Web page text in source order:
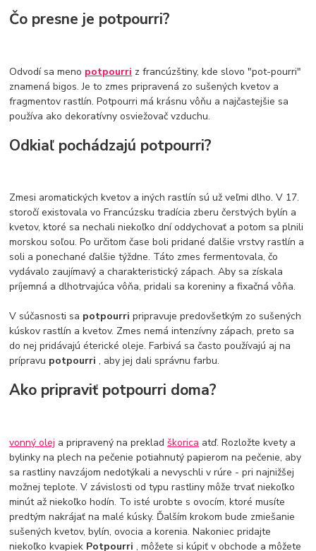
vodovodné batérie grohe
Umývadlá
Rohové umývadlá
Zlaté umývadlá
retro kúpeľne
Nákup tovaru pre firmy bez DPH
Bez DPH
Ako znížiť náklady
Ako znížiť náklady na firmu
szco nakup bez dph
szco nakup bez dph nakupovanie na firmu bez dph
Čo presne je potpourri?
Odvodí sa meno potpourri z francúzštiny, kde slovo "pot-pourri"
znamená bigos. Je to zmes pripravená zo sušených kvetov a
fragmentov rastlín. Potpourri má krásnu vôňu a najčastejšie sa
používa ako dekoratívny osviežovač vzduchu.
Odkiaľ pochádzajú potpourri?
Zmesi aromatických kvetov a iných rastlín sú už veľmi dlho. V 17.
storočí existovala vo Francúzsku tradícia zberu čerstvých bylín a
kvetov, ktoré sa nechali niekoľko dní oddychovať a potom sa plnili
morskou soľou. Po určitom čase boli pridané ďalšie vrstvy rastlín a
soli a ponechané ďalšie týždne. Táto zmes fermentovala, čo
vydávalo zaujímavý a charakteristický zápach. Aby sa získala
príjemná a dlhotrvajúca vôňa, pridali sa koreniny a fixačná vôňa.
V súčasnosti sa potpourripripravuje predovšetkým zo sušených
kúskov rastlín a kvetov. Zmes nemá intenzívny zápach, preto sa
do nej pridávajú éterické oleje. Farbivá sa často používajú aj na
prípravu potpourri, aby jej dali správnu farbu.
Ako pripraviť potpourri doma?
vonný olej a pripravený na prekladškorica atď. Rozložte kvety a
bylinky na plech na pečenie potiahnutý papierom na pečenie, aby
sa rastliny navzájom nedotýkali a nevyschli v rúre - pri najnižšej
možnej teplote. V závislosti od typu rastliny môže trvať niekoľko
minút až niekoľko hodín. To isté urobte s ovocím, ktoré musíte
predtým nakrájať na malé kúsky. Ďalším krokom bude zmiešanie
sušených kvetov, bylín, ovocia a korenia. Nakoniec pridajte
niekoľko kvapiek Potpourri, môžete si kúpiť v obchode a môžete